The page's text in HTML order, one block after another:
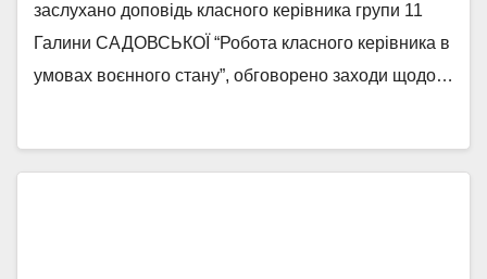
заслухано доповідь класного керівника групи 11
Галини САДОВСЬКОЇ “Робота класного керівника в
умовах воєнного стану”, обговорено заходи щодо…